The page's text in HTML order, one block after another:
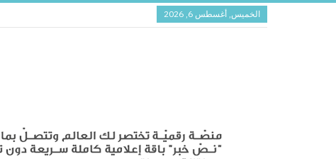
الخميس, أغسطس 6, 2026